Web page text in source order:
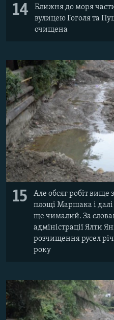
14
Ближня до моря
вулицею Гоголя та
очищена
15
Але обсяг робіт вище
площі Маршака і
ще чималий. За
адміністрації Ялти
розчищення русел
року